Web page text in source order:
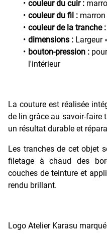
couleur du cuir :
couleur du fil : marron
couleur de la tranche :
dimensions : Largeur
bouton-pression :
l'intérieur
La couture est réalisée
de lin grâce au savoir-faire
un résultat durable et
Les tranches de cet objet
filetage à chaud des
couches de teinture et
rendu brillant.
Logo Atelier Karasu